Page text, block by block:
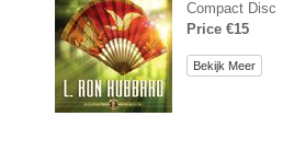
Compact Disc
Price €15
Bekijk Meer